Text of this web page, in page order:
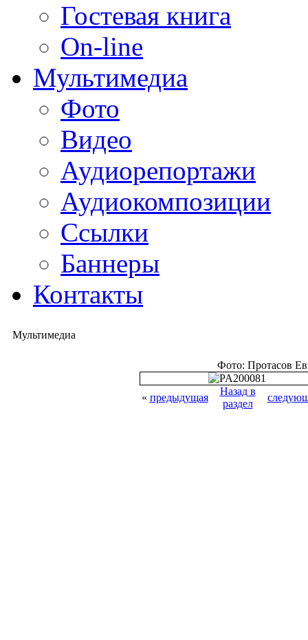
Гостевая книга
On-line
Мультимедиа
Фото
Видео
Аудиорепортажи
Аудиокомпозиции
Ссылки
Баннеры
Контакты
Мультимедиа
Фото: Протасов
« предыдущая
Назад в
раздел